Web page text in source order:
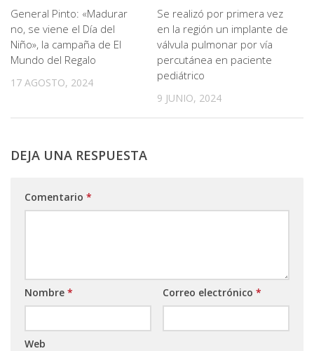
General Pinto: «Madurar
no, se viene el Día del
Niño», la campaña de El
Mundo del Regalo
17 AGOSTO, 2024
Se realizó por primera vez
en la región un implante de
válvula pulmonar por vía
percutánea en paciente
pediátrico
9 JUNIO, 2024
DEJA UNA RESPUESTA
Comentario *
Nombre * Correo electrónico *
Web